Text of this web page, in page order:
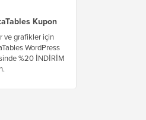
Kupon
ve grafikler için
WordPress
%20 İNDİRİM